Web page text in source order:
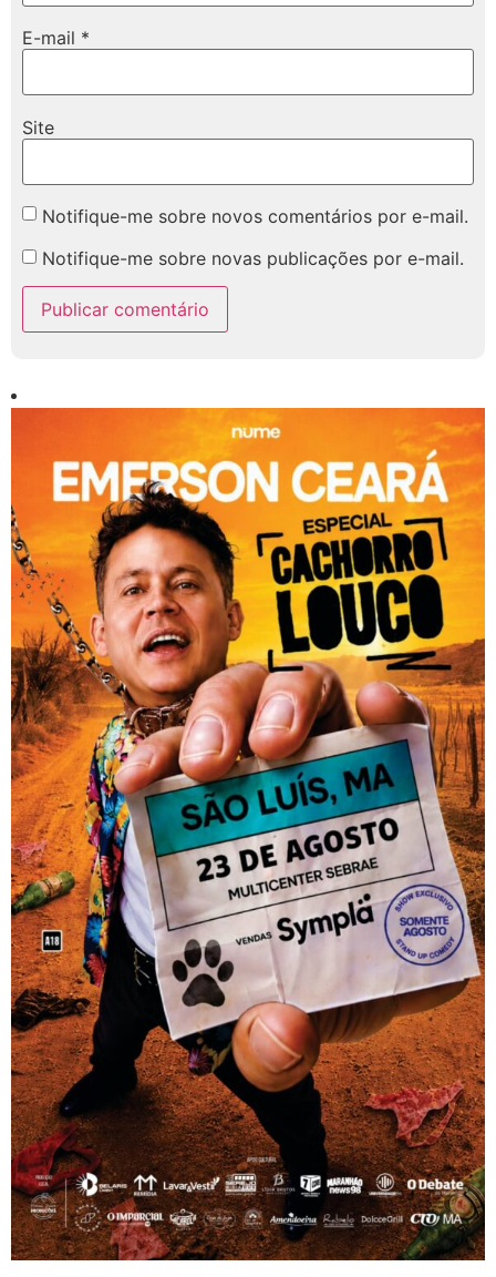
E-mail *
Site
Notifique-me sobre novos comentários por e-mail.
Notifique-me sobre novas publicações por e-mail.